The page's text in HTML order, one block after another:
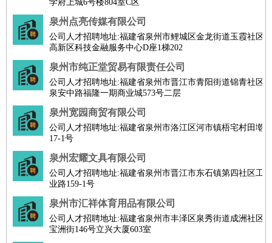
学府上城6号楼804室C区
泉州点亮传媒有限公司
公司人才招聘地址:福建省泉州市鲤城区金龙街道玉霞社区
高新区科技金融服务中心D座1梯202
泉州市纯正堂贸易有限责任公司
公司人才招聘地址:福建省泉州市晋江市青阳街道锦青社区
泉安中路福隆一期商业城573号二层
泉州宽园商贸有限公司
公司人才招聘地址:福建省泉州市洛江区河市镇梧宅村田墘
17-1号
泉州宏耀文具有限公司
公司人才招聘地址:福建省泉州市晋江市东石镇第四社区工
业路159-1号
泉州市汇祥体育用品有限公司
公司人才招聘地址:福建省泉州市丰泽区泉秀街道成洲社区
宝洲街146号立兴大厦603室